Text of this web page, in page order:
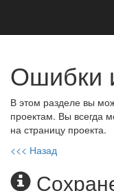
Ошибки
В этом разделе вы
проектам. Вы всегда
на страницу проекта.
<<< Назад